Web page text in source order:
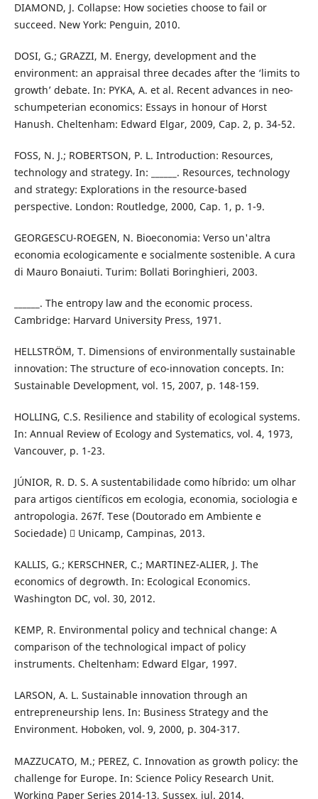
DIAMOND, J. Collapse: How societies choose to fail or
succeed. New York: Penguin, 2010.
DOSI, G.; GRAZZI, M. Energy, development and the
environment: an appraisal three decades after the ‘limits to
growth’ debate. In: PYKA, A. et al. Recent advances in neo-
schumpeterian economics: Essays in honour of Horst
Hanush. Cheltenham: Edward Elgar, 2009, Cap. 2, p. 34-52.
FOSS, N. J.; ROBERTSON, P. L. Introduction: Resources,
technology and strategy. In: ______. Resources, technology
and strategy: Explorations in the resource-based
perspective. London: Routledge, 2000, Cap. 1, p. 1-9.
GEORGESCU-ROEGEN, N. Bioeconomia: Verso un'altra
economia ecologicamente e socialmente sostenible. A cura
di Mauro Bonaiuti. Turim: Bollati Boringhieri, 2003.
______. The entropy law and the economic process.
Cambridge: Harvard University Press, 1971.
HELLSTRÖM, T. Dimensions of environmentally sustainable
innovation: The structure of eco-innovation concepts. In:
Sustainable Development, vol. 15, 2007, p. 148-159.
HOLLING, C.S. Resilience and stability of ecological systems.
In: Annual Review of Ecology and Systematics, vol. 4, 1973,
Vancouver, p. 1-23.
JÚNIOR, R. D. S. A sustentabilidade como híbrido: um olhar
para artigos científicos em ecologia, economia, sociologia e
antropologia. 267f. Tese (Doutorado em Ambiente e
Sociedade)  Unicamp, Campinas, 2013.
KALLIS, G.; KERSCHNER, C.; MARTINEZ-ALIER, J. The
economics of degrowth. In: Ecological Economics.
Washington DC, vol. 30, 2012.
KEMP, R. Environmental policy and technical change: A
comparison of the technological impact of policy
instruments. Cheltenham: Edward Elgar, 1997.
LARSON, A. L. Sustainable innovation through an
entrepreneurship lens. In: Business Strategy and the
Environment. Hoboken, vol. 9, 2000, p. 304-317.
MAZZUCATO, M.; PEREZ, C. Innovation as growth policy: the
challenge for Europe. In: Science Policy Research Unit.
Working Paper Series 2014-13, Sussex, jul. 2014.